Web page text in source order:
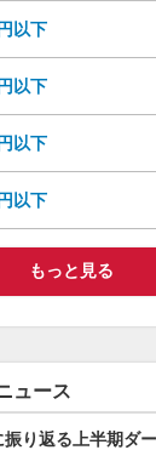
以下
以下
以下
以下
もっと見る
ュース
り返る上半期ダ